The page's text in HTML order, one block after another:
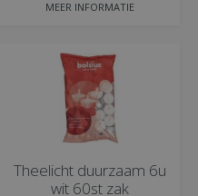
MEER INFORMATIE
Theelicht duurzaam 6u
wit 60st zak